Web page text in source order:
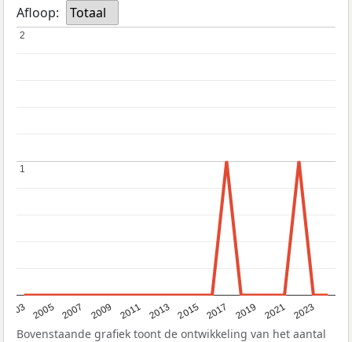
Afloop: Totaal
2003 2005 2007 2009 2011 2013 2015 2017 2019 2021 2023
1
1
2
2
Bovenstaande grafiek toont de ontwikkeling van het aantal